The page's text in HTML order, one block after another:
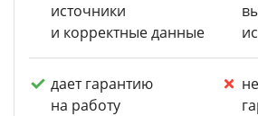
источники
и корректные данные
дает гарантию
на работу